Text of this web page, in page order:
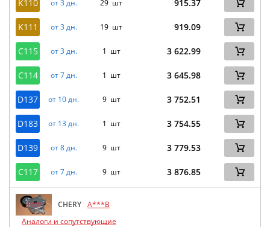
K110 от 3 дн. 29 шт 915.37
K111 от 3 дн. 19 шт 919.09
C115 от 3 дн. 1 шт 3 622.99
C114 от 7 дн. 1 шт 3 645.98
D137 от 10 дн. 9 шт 3 752.51
D183 от 13 дн. 1 шт 3 754.55
D139 от 8 дн. 9 шт 3 779.53
C117 от 7 дн. 9 шт 3 876.85
CHERY A***B
Аналоги и сопутствующие